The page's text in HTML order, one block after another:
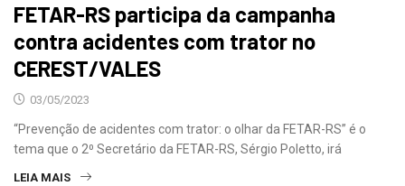
FETAR-RS participa da campanha
contra acidentes com trator no
CEREST/VALES
03/05/2023
“Prevenção de acidentes com trator: o olhar da FETAR-RS” é o
tema que o 2⁰ Secretário da FETAR-RS, Sérgio Poletto, irá
LEIA MAIS